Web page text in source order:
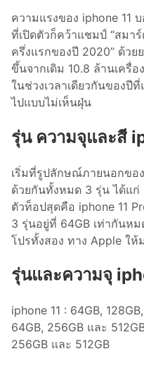
ความแรงของ iphone 11
ที่เปิดตัวก็คว้าแชมป์ “สมา
ครึ่งแรกของปี 2020” ด้วย
ขึ้นจากเดิม 10.8 ล้านเครื่อ
ในช่วงเวลาเดียวกันของปี
ไปแบบไม่เห็นฝุ่น
รุ่น ความจุและสี
เริ่มที่รูปลักษณ์ภายนอกขอ
ด้วยกันทั้งหมด 3 รุ่น ได้แก่
ตัวท็อปสุดคือ iphone 11
3 รุ่นอยู่ที่ 64GB เท่ากันห
โปรทั้งสอง ทาง Apple ให้
รุ่นและความจุ
iphone 11 : 64GB,
64GB, 256GB และ
256GB และ 512GB